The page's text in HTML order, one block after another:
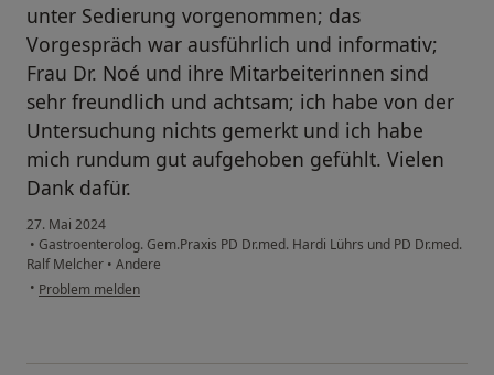
unter Sedierung vorgenommen; das
Vorgespräch war ausführlich und informativ;
Frau Dr. Noé und ihre Mitarbeiterinnen sind
sehr freundlich und achtsam; ich habe von der
Untersuchung nichts gemerkt und ich habe
mich rundum gut aufgehoben gefühlt. Vielen
Dank dafür.
27. Mai 2024
• Gastroenterolog. Gem.Praxis PD Dr.med. Hardi Lührs und PD Dr.med.
Ralf Melcher • Andere
• Problem melden